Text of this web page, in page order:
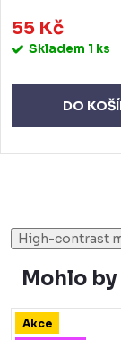
55 Kč
Skladem 1 ks
DO
High-contrast
Mohlo
Akce